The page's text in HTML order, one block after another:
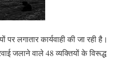
कार्यवाही की जा रही है।
जलाने वाले 48 व्यक्तियों के विरूद्ध